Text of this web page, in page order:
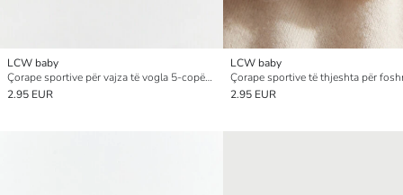
LCW baby
Çorape sportive për vajza të vogla 5-copëshe
2.95 EUR
LCW baby
2.95 EUR